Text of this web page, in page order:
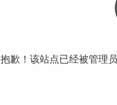
抱歉！该站点已经被管理